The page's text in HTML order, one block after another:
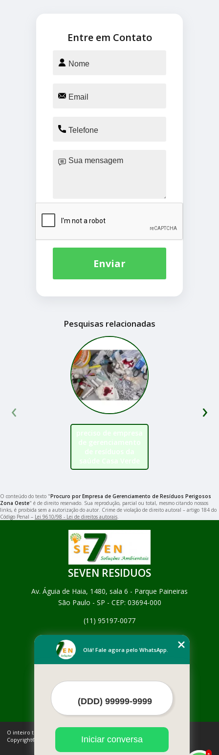
Entre em Contato
Enviar
Pesquisas relacionadas
preciso de empresa
de gerenciamento
de resíduos da
saúde Casa Verde
‹ ›
O conteúdo do texto "Procuro por Empresa de Gerenciamento de Resíduos Perigosos
Zona Oeste" é de direito reservado. Sua reprodução, parcial ou total, mesmo citando nossos
links, é proibida sem a autorização do autor. Crime de violação de direito autoral – artigo 184 do
Código Penal – Lei 9610/98 - Lei de direitos autorais.
SEVEN RESIDUOS
Av. Águia de Haia, 1480, sala 6 - Parque Paineiras
São Paulo - SP - CEP: 03694-000
(11) 95197-0077
Empresa
Contato
Mais Serviços
O inteiro teor deste site está sujeito à proteção de direitos autorais.
Copyright© SEVEN RESIDUOS (Lei 9610 de 19/02/1998)
Olá! Fale agora pelo WhatsApp.
Iniciar conversa